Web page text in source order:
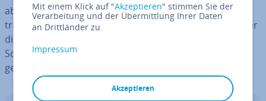
abdecken – von der Er­stel­lung (Build) über die Or­ches­
trie­rung bis zur Ab­si­che­rung (Security). Während Docker
die Kern-Runtime stellt, ergänzen Tools wie Compose,
Scout und Ku­ber­netes die Plattform zu einer voll­stän­di­
gen Cloud-Native-In­fra­struk­tur.
Mit einem Klick auf "Akzeptieren" stimmen Sie der
Verarbeitung und der Übermittlung Ihrer Daten
an Drittländer zu.
Impressum
Akzeptieren